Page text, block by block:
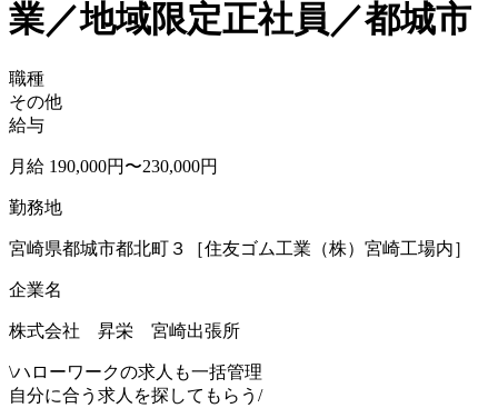
業／地域限定正社員／都城市
職種
その他
給与
月給 190,000円〜230,000円
勤務地
宮崎県都城市都北町３［住友ゴム工業（株）宮崎工場内］
企業名
株式会社 昇栄 宮崎出張所
\ハローワークの求人も一括管理
自分に合う求人を探してもらう /